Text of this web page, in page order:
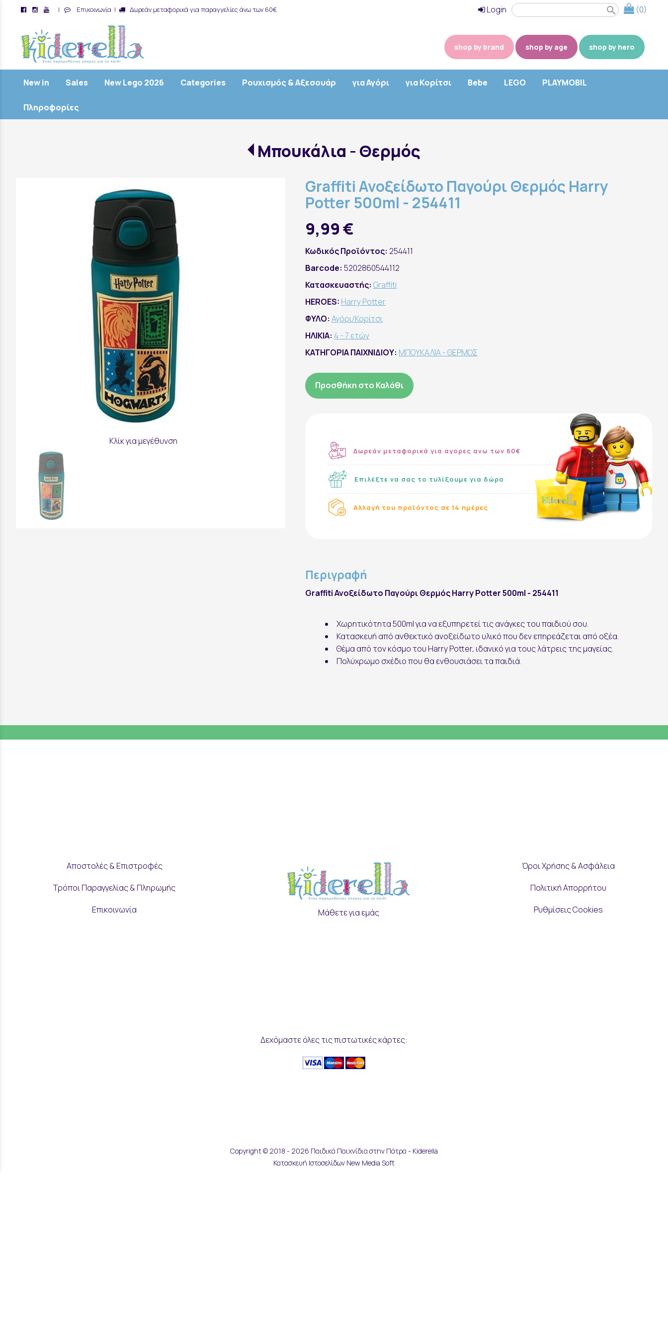
| Επικοινωνία | Δωρεάν μεταφορικά για παραγγελίες άνω των 60€ (0)
search
Login
shop by brand shop by age shop by hero
New in Sales New Lego 2026 Categories Ρουχισμός & Αξεσουάρ για Αγόρι για Κορίτσι Bebe LEGO PLAYMOBIL
Πληροφορίες
Μπουκάλια - Θερμός
Κλίκ για μεγέθυνση
Graffiti Ανοξείδωτο Παγούρι Θερμός Harry
Potter 500ml - 254411
9,99 €
Κωδικός Προϊόντος: 254411
Barcode: 5202860544112
Κατασκευαστής: Graffiti
HEROES: Harry Potter
ΦΥΛΟ: Αγόρι/Κορίτσι
ΗΛΙΚΙΑ: 4 - 7 ετών
ΚΑΤΗΓΟΡΙΑ ΠΑΙΧΝΙΔΙΟΥ: ΜΠΟΥΚΑΛΙΑ - ΘΕΡΜΟΣ
Προσθήκη στο Καλάθι
Δωρεάν μεταφορικά για αγορες ανω των 60€
Επιλέξτε να σας το τυλίξουμε για δώρο
Αλλαγή του προϊόντος σε 14 ημέρες
Περιγραφή
Graffiti Ανοξείδωτο Παγούρι Θερμός Harry Potter 500ml - 254411
Χωρητικότητα 500ml για να εξυπηρετεί τις ανάγκες του παιδιού σου.
Κατασκευή από ανθεκτικό ανοξείδωτο υλικό που δεν επηρεάζεται από οξέα.
Θέμα από τον κόσμο του Harry Potter, ιδανικό για τους λάτρεις της μαγείας.
Πολύχρωμο σχέδιο που θα ενθουσιάσει τα παιδιά.
εγγραφή
Αποστολές & Επιστροφές
Τρόποι Παραγγελίας & Πληρωμής
Επικοινωνία Μάθετε για εμάς
Όροι Χρήσης & Ασφάλεια
Πολιτική Απορρήτου
Ρυθμίσεις Cookies
Δεχόμαστε όλες τις πιστωτικές κάρτες:
Copyright © 2018 - 2026 Παιδικά Παιχνίδια στην Πάτρα - Kiderella
Κατασκευή Ιστοσελίδων New Media Soft